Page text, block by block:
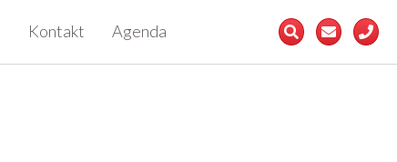
Kontakt Agenda